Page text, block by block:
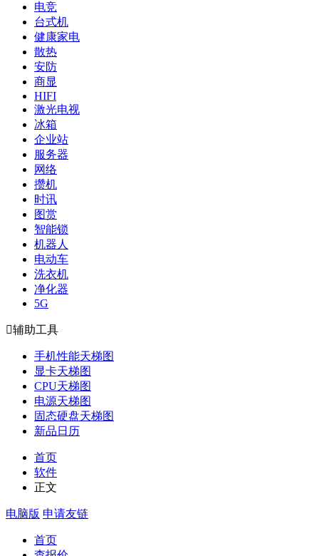
电竞
台式机
健康家电
散热
安防
商显
HIFI
激光电视
冰箱
企业站
服务器
网络
攒机
时讯
图赏
智能锁
机器人
电动车
洗衣机
净化器
5G
辅助工具
手机性能天梯图
显卡天梯图
CPU天梯图
电源天梯图
固态硬盘天梯图
新品日历
首页
软件
正文
电脑版 申请友链
首页